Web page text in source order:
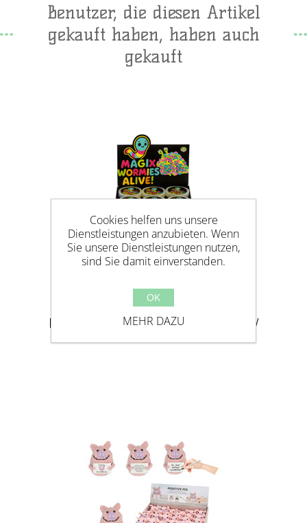
Benutzer, die diesen Artikel
gekauft haben, haben auch
gekauft
MAGIX WORMIES ALIVE! RAINBOW
Cookies helfen uns unsere
Dienstleistungen anzubieten. Wenn
Sie unsere Dienstleistungen nutzen,
sind Sie damit einverstanden.
OK
MEHR DAZU